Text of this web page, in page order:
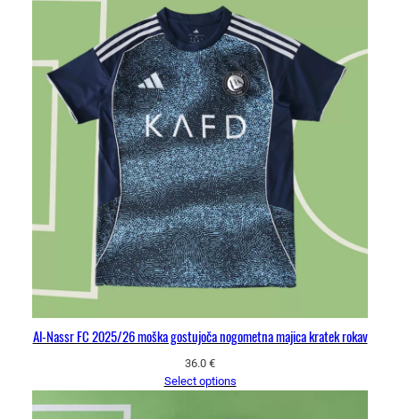
Al-Nassr FC 2025/26 moška gostujoča nogometna majica kratek rokav
36.0 €
Select options